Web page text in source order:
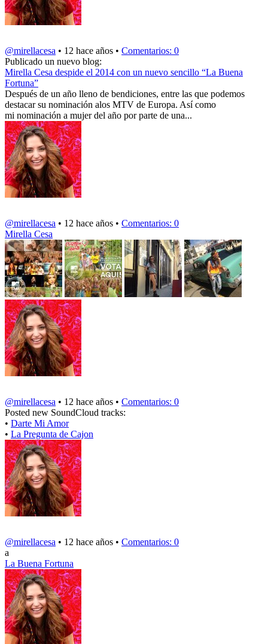
@mirellacesa • 12 hace años • Comentarios: 0
Publicado un nuevo blog:
Mirella Cesa despide el 2014 con un nuevo sencillo “La Buena
Fortuna”
Después de un año lleno de bendiciones, entre las que podemos
destacar su nominación alos MTV de Europa. Así como
mi nominación a mujer del año por parte de una...
@mirellacesa • 12 hace años • Comentarios: 0
Mirella Cesa
@mirellacesa • 12 hace años • Comentarios: 0
Posted new SoundCloud tracks:
• Darte Mi Amor
• La Pregunta de Cajon
@mirellacesa • 12 hace años • Comentarios: 0
a
La Buena Fortuna